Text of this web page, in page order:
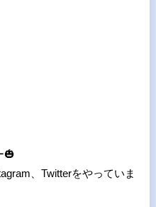
🎃
、Twitterをやっていま